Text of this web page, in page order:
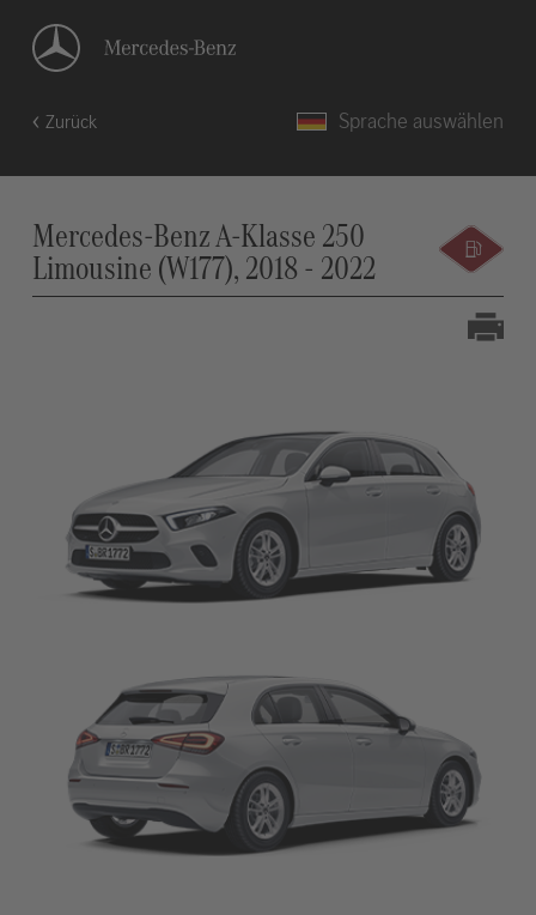
Zurück Sprache auswählen
Mercedes-Benz A-Klasse 250
Limousine (W177), 2018 - 2022